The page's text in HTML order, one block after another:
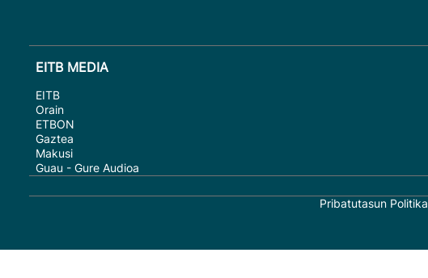
EITB MEDIA
EITB
Orain
ETBON
Gaztea
Makusi
Guau - Gure Audioa
Pribatutasun Politika